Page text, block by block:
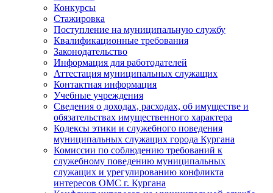
Конкурсы
Стажировка
Поступление на муниципальную службу
Квалификационные требования
Законодательство
Информация для работодателей
Аттестация муниципальных служащих
Контактная информация
Учебные учреждения
Сведения о доходах, расходах, об имуществе и
обязательствах имущественного характера
Кодексы этики и служебного поведения
муниципальных служащих города Кургана
Комиссии по соблюдению требований к
служебному поведению муниципальных
служащих и урегулированию конфликта
интересов ОМС г. Кургана